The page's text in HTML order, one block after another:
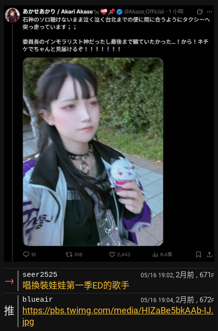
→ seer2525 05/16 19:02, 2月前 , 671 F
唱換裝娃娃第一季ED的歌手
推
blueair 05/16 19:04, 2月前 , 672F
https://pbs.twimg.com/media/HIZaBe5bkAAb-IJ.
jpg